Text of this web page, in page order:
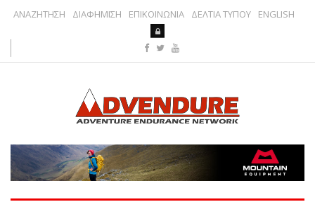
ΑΝΑΖΗΤΗΣΗ ΔΙΑΦΗΜΙΣΗ ΕΠΙΚΟΙΝΩΝΙΑ ΔΕΛΤΙΑ ΤΥΠΟΥ ENGLISH